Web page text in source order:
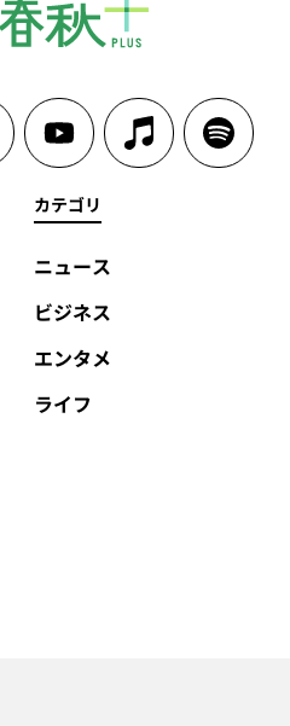
カテゴリ
ニュース
ビジネス
エンタメ
ライフ